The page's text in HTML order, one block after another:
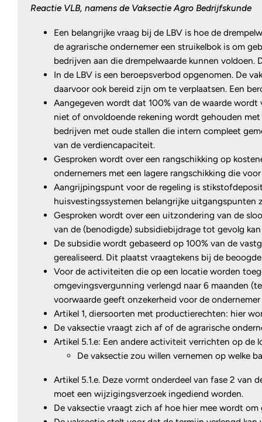
Reactie VLB, namens de Vaksectie Agro Bedrijfskunde
Een belangrijke vraag bij de LBV is hoe de
de agrarische ondernemer een struikelbok is om
bedrijven aan die drempelwaarde kunnen
In de LBV is een beroepsverbod opgenomen. De
daarvoor ook bereid zijn om te verplaatsen. Een
Aangegeven wordt dat 100% van de waarde
niet of onvoldoende rekening wordt gehouden
bedrijven met oude stallen die intern compleet
van de verdiencapaciteit.
Gesproken wordt over een rangschikking op
ondernemers met een lagere rangschikking die
Aangrijpingspunt voor de regeling is
huisvestingssystemen belangrijke
Gesproken wordt over een uitzondering van de
van de (benodigde) subsidiebijdrage tot gevolg
De subsidie wordt gebaseerd op 100% van de
gerealiseerd. Dit plaatst vraagtekens bij de
Voor de activiteiten die op een locatie worden
omgevingsvergunning verlengd naar 6 maanden
voorwaarde geeft onzekerheid voor de
Artikel 1, diersoorten met productierechten: hier
De vaksectie vraagt zich af of de agrarische
Artikel 5.1.e: Een andere activiteit verrichten op de
De vaksectie zou willen vernemen op welke
Artikel 5.1.e. Deze vormt onderdeel van fase 2
moet een wijzigingsverzoek ingediend worden.
De vaksectie vraagt zich af hoe hier mee wordt